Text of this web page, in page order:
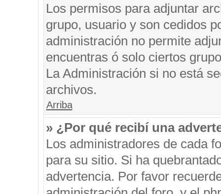
Los permisos para adjuntar
grupo, usuario y son cedidos
administración no permite
encuentras ó solo ciertos
La Administración si no está
archivos.
Arriba
» ¿Por qué recibí una
Los administradores de cada
para su sitio. Si ha
advertencia. Por favor